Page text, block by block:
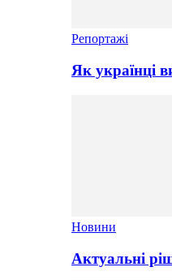
Репортажі
Як українці
Новини
Актуальні